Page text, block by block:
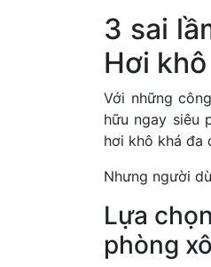
3 sai
Hơi khô
Với những
hữu ngay siêu
hơi khô khá đa
Nhưng người
Lựa
phòng